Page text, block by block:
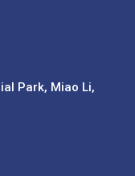
Park, Miao Li,